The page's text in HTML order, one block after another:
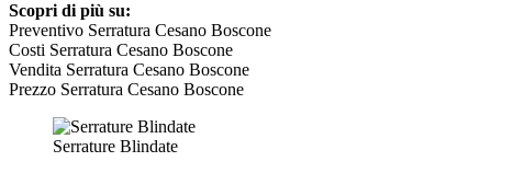
Scopri di più su:
Preventivo Serratura Cesano Boscone
Costi Serratura Cesano Boscone
Vendita Serratura Cesano Boscone
Prezzo Serratura Cesano Boscone
Serrature Blindate